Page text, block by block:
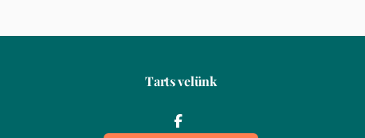
Tarts velünk